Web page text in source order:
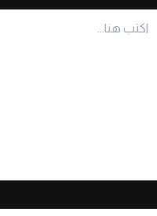
هنا...